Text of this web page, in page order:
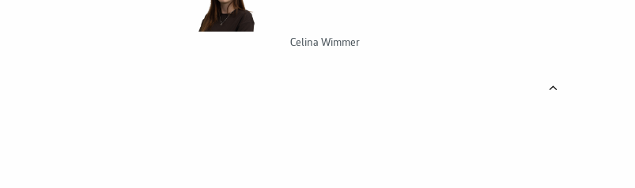
Celina Wimmer